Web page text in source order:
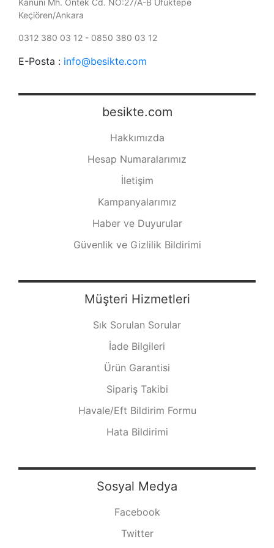
Kanuni Mh. Öntek Cd. NO:27/A-B Ufuktepe
Keçiören/Ankara
0312 380 03 12 - 0850 380 03 12
E-Posta : info@besikte.com
besikte.com
Hakkımızda
Hesap Numaralarımız
İletişim
Kampanyalarımız
Haber ve Duyurular
Güvenlik ve Gizlilik Bildirimi
Müşteri Hizmetleri
Sık Sorulan Sorular
İade Bilgileri
Ürün Garantisi
Sipariş Takibi
Havale/Eft Bildirim Formu
Hata Bildirimi
Sosyal Medya
Facebook
Twitter